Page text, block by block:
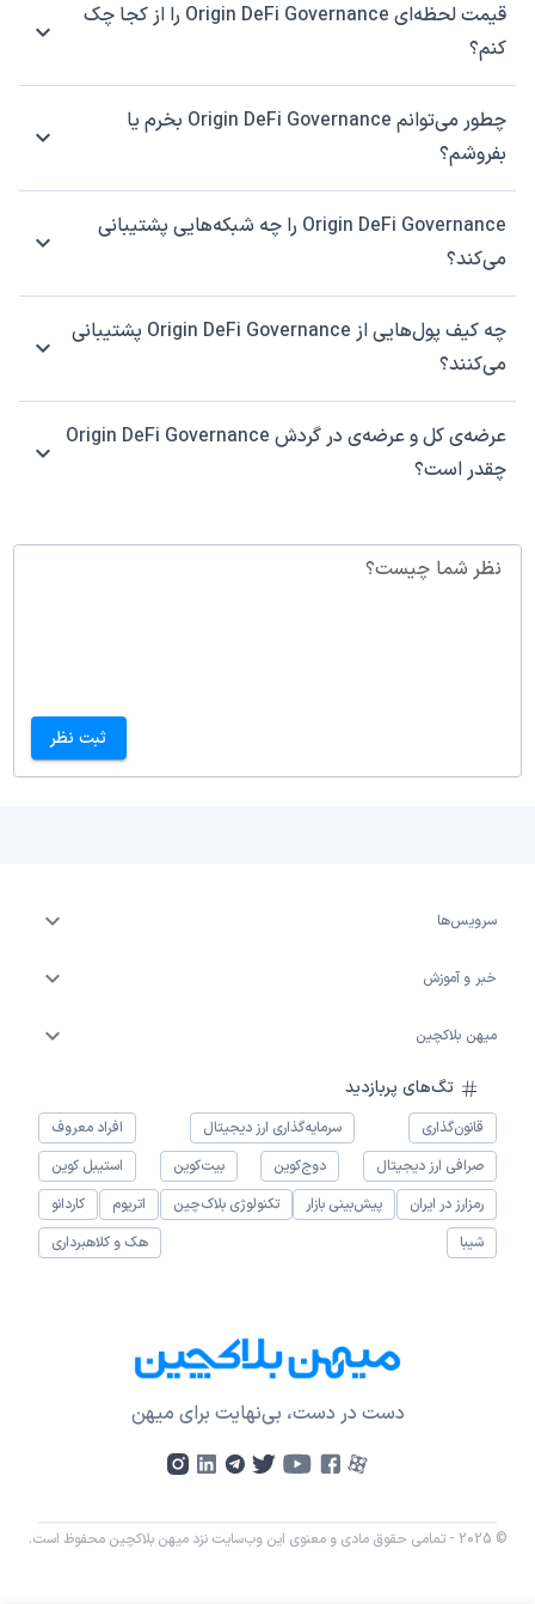
قیمت لحظه‌ای Origin DeFi Governance را از کجا چک
کنم؟
چطور می‌توانم Origin DeFi Governance بخرم یا
بفروشم؟
Origin DeFi Governance را چه شبکه‌هایی پشتیبانی
می‌کند؟
چه کیف پول‌هایی از Origin DeFi Governance پشتیبانی
می‌کنند؟
عرضه‌ی کل و عرضه‌ی در گردش Origin DeFi Governance
چقدر است؟
نظر شما چیست؟
ثبت نظر
سرویس‌ها
خبر و آموزش
میهن بلاکچین
تگ‌های پربازدید
قانون‌گذاری سرمایه‌گذاری ارز دیجیتال
افراد معروف
صرافی ارز دیجیتال
دوج‌کوین بیت‌کوین
استیبل کوین
رمزارز در ایران
پیش‌بینی بازار تکنولوژی بلاک‌چین اتریوم
کاردانو
شیبا
هک و کلاهبرداری
دست در دست، بی‌نهایت برای میهن
© 2025 - تمامی حقوق مادی و معنوی این وب‌سایت نزد میهن بلاکچین محفوظ است.